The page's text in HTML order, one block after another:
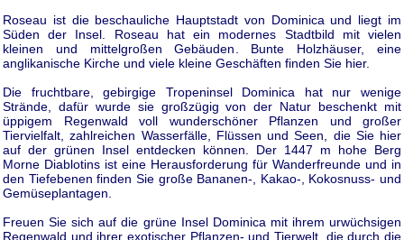
Roseau ist die beschauliche Hauptstadt von Dominica und liegt im
Süden der Insel. Roseau hat ein modernes Stadtbild mit vielen
kleinen und mittelgroßen Gebäuden. Bunte Holzhäuser, eine
anglikanische Kirche und viele kleine Geschäften finden Sie hier.
Die fruchtbare, gebirgige Tropeninsel Dominica hat nur wenige
Strände, dafür wurde sie großzügig von der Natur beschenkt mit
üppigem Regenwald voll wunderschöner Pflanzen und großer
Tiervielfalt, zahlreichen Wasserfälle, Flüssen und Seen, die Sie hier
auf der grünen Insel entdecken können. Der 1447 m hohe Berg
Morne Diablotins ist eine Herausforderung für Wanderfreunde und in
den Tiefebenen finden Sie große Bananen-, Kakao-, Kokosnuss- und
Gemüseplantagen.
Freuen Sie sich auf die grüne Insel Dominica mit ihrem urwüchsigen
Regenwald und ihrer exotischer Pflanzen- und Tierwelt, die durch die